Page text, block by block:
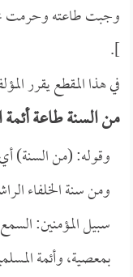
وجبت طاعته وحرمت
].
في هذا المقطع يقرر
من السنة طاعة
وقوله: (من السنة)
ومن سنة الخلفاء
سبيل المؤمنين:
بمعصية، وأئمة